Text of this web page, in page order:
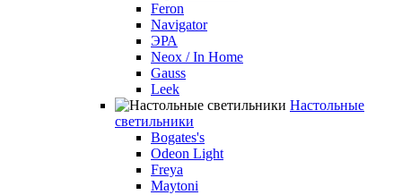
Feron
Navigator
ЭРА
Neox / In Home
Gauss
Leek
Настольные
светильники
Bogates's
Odeon Light
Freya
Maytoni